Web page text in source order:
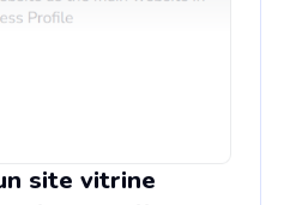
site vitrine